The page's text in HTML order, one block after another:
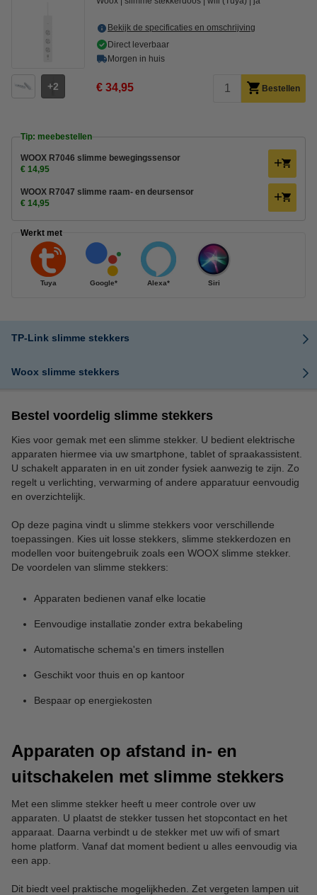
2
Bekijk de specificaties en omschrijving
Direct leverbaar
Morgen in huis
€ 34,95 Bestellen
Tip: meebestellen
WOOX R7046 slimme bewegingssensor
€ 14,95
WOOX R7047 slimme raam- en deursensor
€ 14,95
Werkt met
Tuya Google* Alexa* Siri
TP-Link slimme stekkers
Woox slimme stekkers
Bestel voordelig slimme stekkers
Kies voor gemak met een slimme stekker. U bedient elektrische
apparaten hiermee via uw smartphone, tablet of spraakassistent.
U schakelt apparaten in en uit zonder fysiek aanwezig te zijn. Zo
regelt u verlichting, verwarming of andere apparatuur eenvoudig
en overzichtelijk.
Op deze pagina vindt u slimme stekkers voor verschillende
toepassingen. Kies uit losse stekkers, slimme stekkerdozen en
modellen voor buitengebruik zoals een WOOX slimme stekker.
De voordelen van slimme stekkers:
Apparaten bedienen vanaf elke locatie
Eenvoudige installatie zonder extra bekabeling
Automatische schema's en timers instellen
Geschikt voor thuis en op kantoor
Bespaar op energiekosten
Apparaten op afstand in- en
uitschakelen met slimme stekkers
Met een slimme stekker heeft u meer controle over uw
apparaten. U plaatst de stekker tussen het stopcontact en het
apparaat. Daarna verbindt u de stekker met uw wifi of smart
home platform. Vanaf dat moment bedient u alles eenvoudig via
een app.
Dit biedt veel praktische mogelijkheden. Zet vergeten lampen uit